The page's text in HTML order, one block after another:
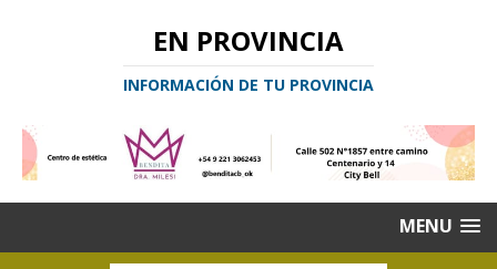
EN PROVINCIA
INFORMACIÓN DE TU PROVINCIA
MENU